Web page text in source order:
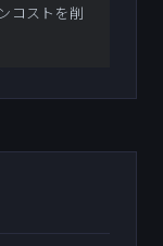
コストを削